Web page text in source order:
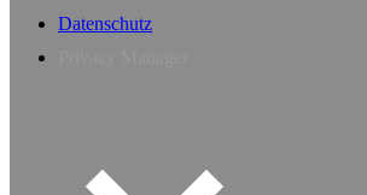
Datenschutz